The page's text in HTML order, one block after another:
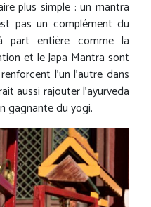
plus simple : un mantra
pas un complément du
part entière comme la
et le Japa Mantra sont
l'un l'autre dans
aussi rajouter l'ayurveda
gagnante du yogi.